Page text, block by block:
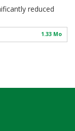
reduced
1.33 Mo